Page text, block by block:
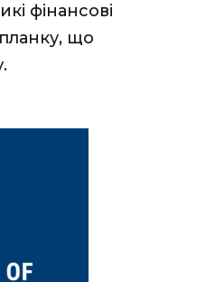
фінансові
що